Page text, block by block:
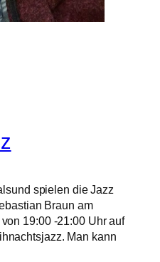
spielen die Jazz
Braun am
19:00 -21:00 Uhr auf
Man kann